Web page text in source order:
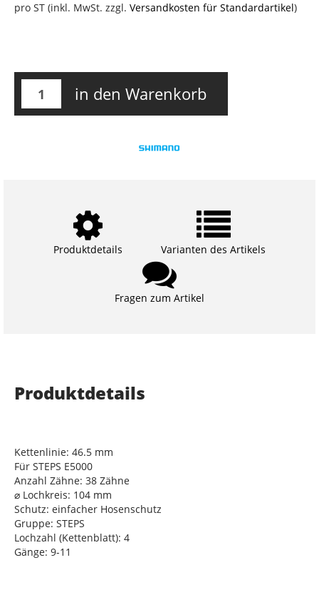
pro ST (inkl. MwSt. zzgl. Versandkosten für Standardartikel)
in den Warenkorb
Produktdetails Varianten des Artikels
Fragen zum Artikel
Produktdetails
Kettenlinie: 46.5 mm
Für STEPS E5000
Anzahl Zähne: 38 Zähne
⌀ Lochkreis: 104 mm
Schutz: einfacher Hosenschutz
Gruppe: STEPS
Lochzahl (Kettenblatt): 4
Gänge: 9-11